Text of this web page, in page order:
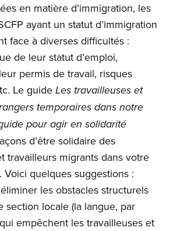
en matière d’immigration, les
ayant un statut d’immigration
face à diverses difficultés :
de leur statut d’emploi,
permis de travail, risques
Le guide Les travailleuses et
temporaires dans notre
pour agir en solidarité
d’être solidaire des
travailleurs migrants dans votre
Voici quelques suggestions :
les obstacles structurels
section locale (la langue, par
empêchent les travailleuses et